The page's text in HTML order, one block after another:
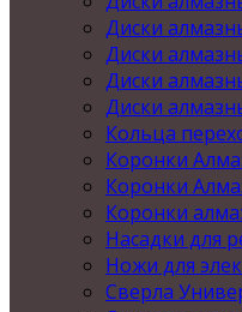
Диски
Диски
Диски
Диски
Кольца
Коронки
Коронки
Коронки
Насадки для
Ножи для
Сверла